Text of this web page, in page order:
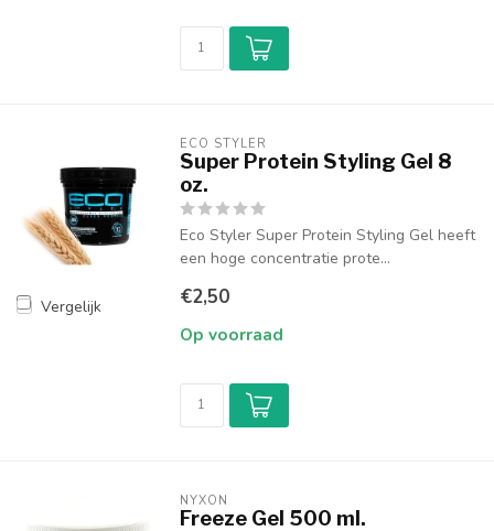
Vergelijk
ECO STYLER
Super Protein Styling Gel 8
oz.
Eco Styler Super Protein Styling Gel heeft
een hoge concentratie prote...
€2,50
Op voorraad
NYXON
Freeze Gel 500 ml.